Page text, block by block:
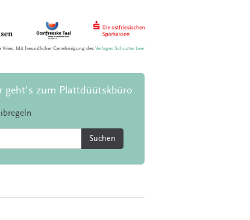
Mit freundlicher Genehmigung desVerlages Schuster Leer
geht's zum Plattdüütskbüro
Suchen